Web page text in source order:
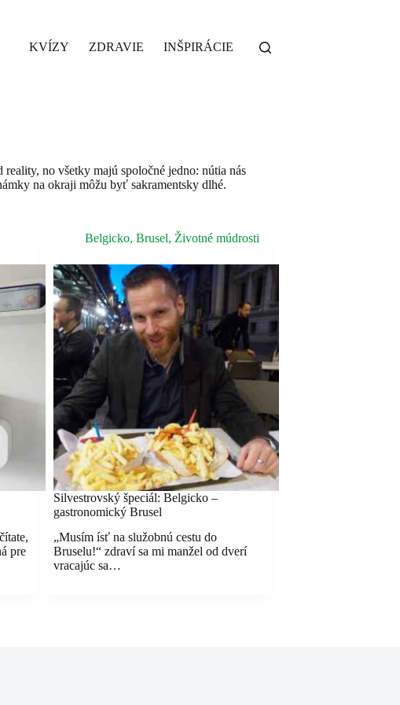
KVÍZY ZDRAVIE INŠPIRÁCIE
no všetky majú spoločné jedno: nútia nás
na okraji môžu byť sakramentsky dlhé.
pre
Belgicko, Brusel, Životné múdrosti
Silvestrovský špeciál: Belgicko –
gastronomický Brusel
„Musím ísť na služobnú cestu do
Bruselu!“ zdraví sa mi manžel od dverí
vracajúc sa…